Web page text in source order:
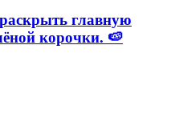
главную
корочки. 🍉